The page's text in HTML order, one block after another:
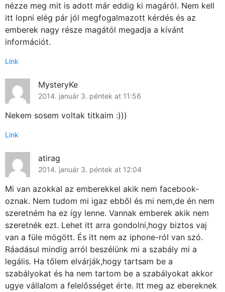
nézze meg mit is adott már eddig ki magáról. Nem kell
itt lopni elég pár jól megfogalmazott kérdés és az
emberek nagy része magától megadja a kívánt
információt.
Link
MysteryKe
2014. január 3. péntek at 11:56
Nekem sosem voltak titkaim :)))
Link
atirag
2014. január 3. péntek at 12:04
Mi van azokkal az emberekkel akik nem facebook-
oznak. Nem tudom mi igaz ebből és mi nem,de én nem
szeretném ha ez így lenne. Vannak emberek akik nem
szeretnék ezt. Lehet itt arra gondolni,hogy biztos vaj
van a füle mögött. És itt nem az iphone-ról van szó.
Ráadásul mindig arról beszélünk mi a szabály mi a
legális. Ha tőlem elvárják,hogy tartsam be a
szabályokat és ha nem tartom be a szabályokat akkor
ugye vállalom a felelősséget érte. Itt meg az ebereknek